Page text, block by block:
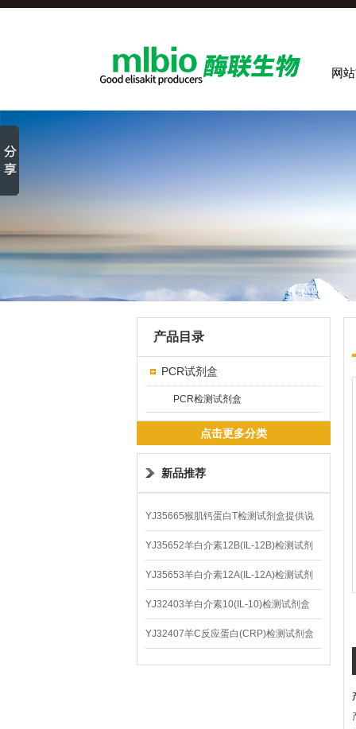
网
产品目录
PCR试剂盒
PCR检测试剂盒
点击更多分类
新品推荐
YJ35665猴肌钙蛋白T检测试剂盒提供说
明书
YJ35652羊白介素12B(IL-12B)检测试剂
盒
YJ35653羊白介素12A(IL-12A)检测试剂
盒
YJ32403羊白介素10(IL-10)检测试剂盒
YJ32407羊C反应蛋白(CRP)检测试剂盒